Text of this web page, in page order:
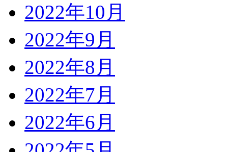
2022年10月
2022年9月
2022年8月
2022年7月
2022年6月